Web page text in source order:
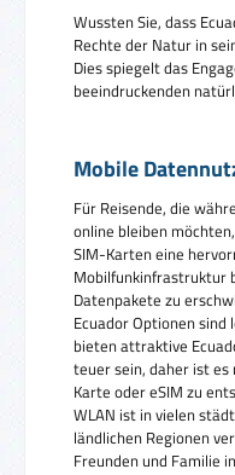
Wussten Sie, dass
Rechte der Natur in
Dies spiegelt das
beeindruckenden
Mobile
Für Reisende, die
online bleiben
SIM-Karten eine
Mobilfunkinfrastruktur
Datenpakete zu
Ecuador Optionen
bieten attraktive
teuer sein, daher ist
Karte oder eSIM zu
WLAN ist in vielen
ländlichen Regionen
Freunden und Familie